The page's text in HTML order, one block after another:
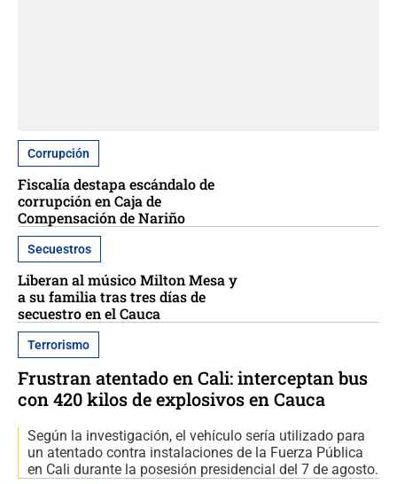
Corrupción
Fiscalía destapa escándalo de
corrupción en Caja de
Compensación de Nariño
Secuestros
Liberan al músico Milton Mesa y
a su familia tras tres días de
secuestro en el Cauca
Terrorismo
Frustran atentado en Cali: interceptan bus
con 420 kilos de explosivos en Cauca
Según la investigación, el vehículo sería utilizado para
un atentado contra instalaciones de la Fuerza Pública
en Cali durante la posesión presidencial del 7 de agosto.